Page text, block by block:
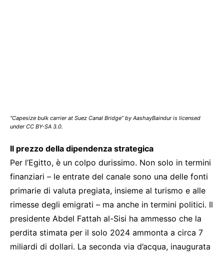
“Capesize bulk carrier at Suez Canal Bridge” by AashayBaindur is licensed
under CC BY-SA 3.0.
Il prezzo della dipendenza strategica
Per l’Egitto, è un colpo durissimo. Non solo in termini
finanziari – le entrate del canale sono una delle fonti
primarie di valuta pregiata, insieme al turismo e alle
rimesse degli emigrati – ma anche in termini politici. Il
presidente Abdel Fattah al-Sisi ha ammesso che la
perdita stimata per il solo 2024 ammonta a circa 7
miliardi di dollari. La seconda via d’acqua, inaugurata